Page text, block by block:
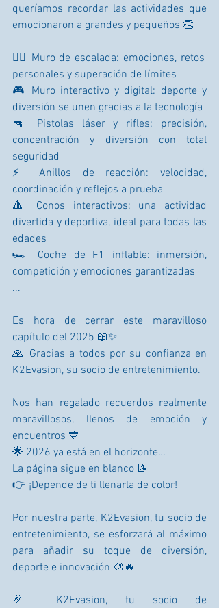
queríamos recordar las actividades que
emocionaron a grandes y pequeños 👏
🧗‍♂️ Muro de escalada: emociones, retos
personales y superación de límites
🎮 Muro interactivo y digital: deporte y
diversión se unen gracias a la tecnología
🔫 Pistolas láser y rifles: precisión,
concentración y diversión con total
seguridad
⚡ Anillos de reacción: velocidad,
coordinación y reflejos a prueba
🔺 Conos interactivos: una actividad
divertida y deportiva, ideal para todas las
edades
🏎️ Coche de F1 inflable: inmersión,
competición y emociones garantizadas
...
Es hora de cerrar este maravilloso
capítulo del 2025 📖✨
🙏 Gracias a todos por su confianza en
K2Evasion, su socio de entretenimiento.
Nos han regalado recuerdos realmente
maravillosos, llenos de emoción y
encuentros 💙
🌟 2026 ya está en el horizonte…
La página sigue en blanco 📝
👉 ¡Depende de ti llenarla de color!
Por nuestra parte, K2Evasion, tu socio de
entretenimiento, se esforzará al máximo
para añadir su toque de diversión,
deporte e innovación 🎨🔥
🎉 K2Evasion, tu socio de